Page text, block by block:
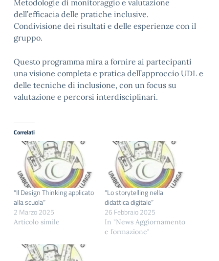
Metodologie di monitoraggio e valutazione
dell’efficacia delle pratiche inclusive.
Condivisione dei risultati e delle esperienze con il
gruppo.
Questo programma mira a fornire ai partecipanti
una visione completa e pratica dell’approccio UDL e
delle tecniche di inclusione, con un focus su
valutazione e percorsi interdisciplinari.
Correlati
“Il Design Thinking applicato
alla scuola”
2 Marzo 2025
Articolo simile
“Lo storytelling nella
didattica digitale”
26 Febbraio 2025
In "News Aggiornamento
e formazione"